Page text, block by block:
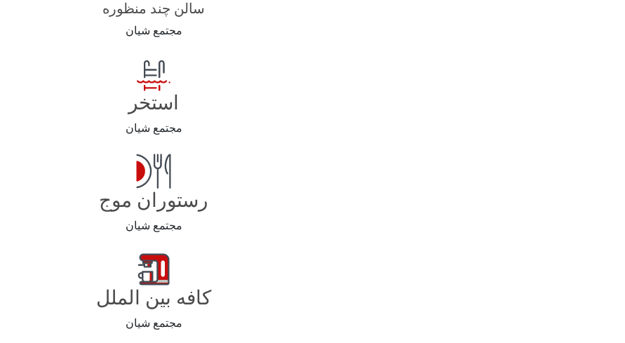
سالن چند منظوره
مجتمع شیان
استخر
مجتمع شیان
رستوران موج
مجتمع شیان
کافه بین الملل
مجتمع شیان